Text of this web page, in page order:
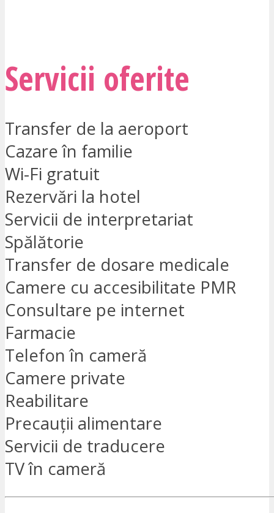
Servicii oferite
Transfer de la aeroport
Cazare în familie
Wi-Fi gratuit
Rezervări la hotel
Servicii de interpretariat
Spălătorie
Transfer de dosare medicale
Camere cu accesibilitate PMR
Consultare pe internet
Farmacie
Telefon în cameră
Camere private
Reabilitare
Precauții alimentare
Servicii de traducere
TV în cameră